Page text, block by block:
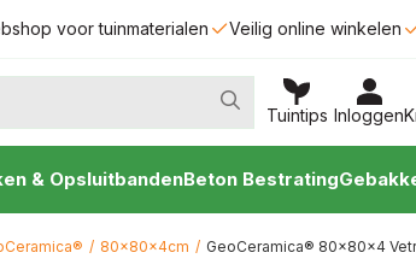
voor tuinmaterialen Veilig online winkelen
Tuintips Inloggen
& OpsluitbandenBeton Bestrating
/ 80x80x4cm / GeoCeramica® 80x80x4